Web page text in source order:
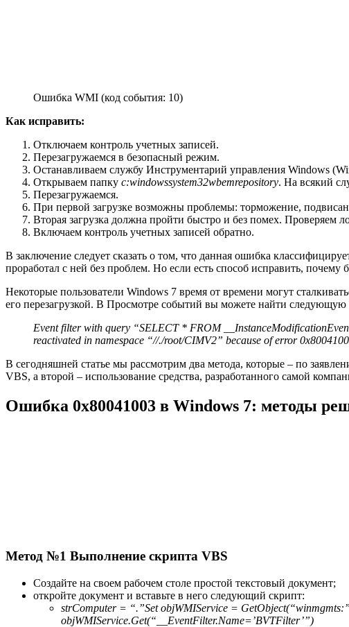
Ошибка WMI (код события: 10)
Как исправить:
Отключаем контроль учетных записей.
Перезагружаемся в безопасный режим.
Останавливаем службу Инструментарий управления Windows
Открываем папку c:windowssystem32wbemrepository. На всякий
Перезагружаемся.
При первой загрузке возможны проблемы: торможение,
Вторая загрузка должна пройти быстро и без помех. Проверяем
Включаем контроль учетных записей обратно.
В заключение следует сказать о том, что данная ошибка
проработал с ней без проблем. Но если есть способ исправить, почему
Некоторые пользователи Windows 7 время от времени могут
его перезагрузкой. В Просмотре событий вы можете найти
Event filter with query “SELECT * FROM
reactivated in namespace “//./root/CIMV2” because of error
В сегодняшней статье мы рассмотрим два метода, которые – по
VBS, а второй – использование средства, разработанного самой
Ошибка 0x80041003 в Windows 7: методы
Метод №1 Выполнение скрипта VBS
Создайте на своем рабочем столе простой текстовый документ;
откройте документ и вставьте в него следующий скрипт:
strComputer = “.”Set objWMIService = GetObject(“winmgmts:”
objWMIService.Get(“__EventFilter.Name=’BVTFilter’”)